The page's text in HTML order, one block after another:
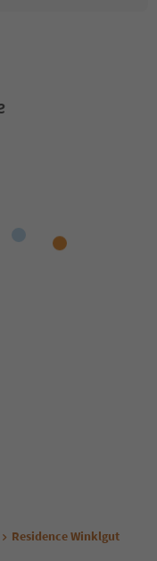
Residence
l'Alto Adige
Residence Winklgut